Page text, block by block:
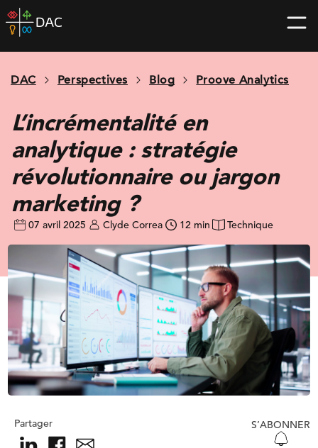
Skip
to
home
DAC Perspectives Blog Proove Analytics
L’incrémentalité en
analytique : stratégie
révolutionnaire ou jargon
marketing ?
07 avril 2025 Clyde Correa 12 min Technique
Partager S’ABONNER